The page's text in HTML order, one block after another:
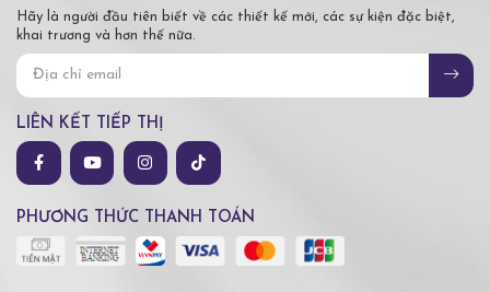
Hãy là người đầu tiên biết về các thiết kế mới, các sự kiện đặc biệt,
khai trương và hơn thế nữa.
LIÊN KẾT TIẾP THỊ
PHƯƠNG THỨC THANH TOÁN